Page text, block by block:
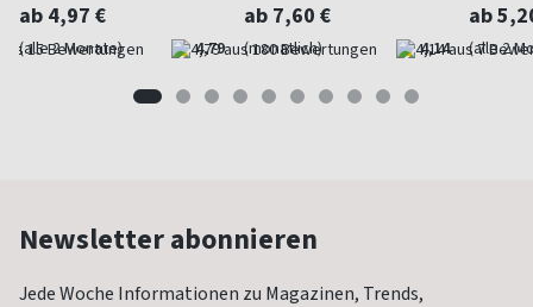
ab 4,97 €
(alle 2 Monate) 4,79
ab 7,60 €
(monatlich) 4,14
ab
(alle 2
Newsletter abonnieren
Jede Woche Informationen zu Magazinen, Trends,